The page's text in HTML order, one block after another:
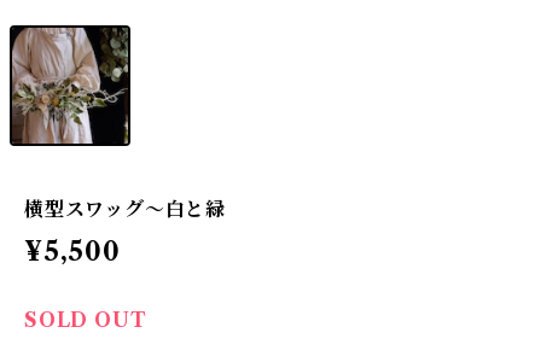
横型スワッグ〜白と緑
¥5,500
SOLD OUT